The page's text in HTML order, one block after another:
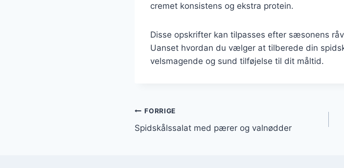
cremet konsistens og ekstra protein.
Disse opskrifter kan tilpasses efter sæsonens
Uanset hvordan du vælger at tilberede din
velsmagende og sund tilføjelse til dit måltid.
Indlægsnavigation
FORRIGE
Spidskålssalat med pærer og valnødder